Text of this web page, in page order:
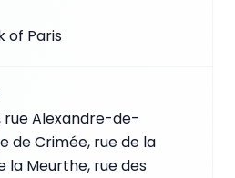
of Paris
rue Alexandre-de-
de Crimée, rue de la
la Meurthe, rue des